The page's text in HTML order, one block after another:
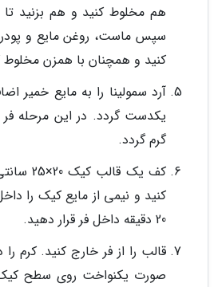
هم مخلوط کنید و هم بزنید
سپس ماست، روغن مایع و پودر
کنید و همچنان با همزن مخلوط
آرد سمولینا را به مایع خمیر
یکدست گردد. در این مرحله فر
گرم گردد.
کف یک
کنید و نیمی از مایع کیک را
20 دقیقه داخل فر قرار دهید.
قالب را از فر خارج کنید. کرم
صورت یکنواخت روی سطح